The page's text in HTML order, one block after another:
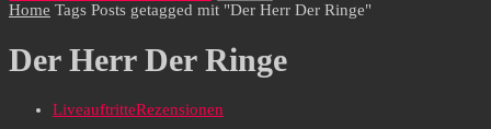
Home Tags Posts getagged mit "Der Herr Der Ringe"
Der Herr Der Ringe
LiveauftritteRezensionen